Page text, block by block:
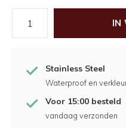
IN
Stainless Steel
Waterproof en
Voor 15:00 besteld
vandaag verzonden